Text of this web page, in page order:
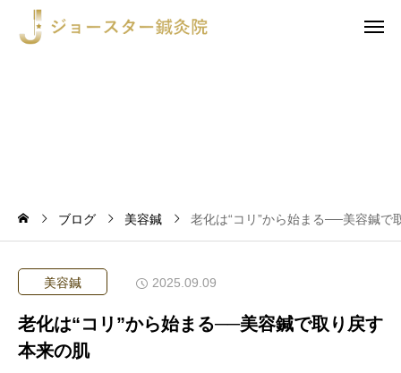
ブログ 美容鍼 老化は“コリ”から始まる──美容鍼で
美容鍼 2025.09.09
老化は“コリ”から始まる──美容鍼で取り戻す
本来の肌